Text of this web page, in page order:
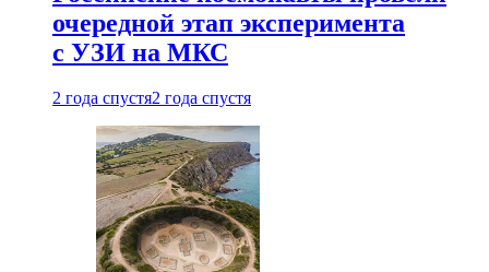
очередной этап эксперимента
с УЗИ на МКС
2 года спустя2 года спустя